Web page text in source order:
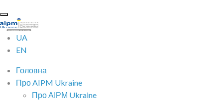
UA
EN
Головна
Про AIPM Ukraine
Про АІРМ Ukraine